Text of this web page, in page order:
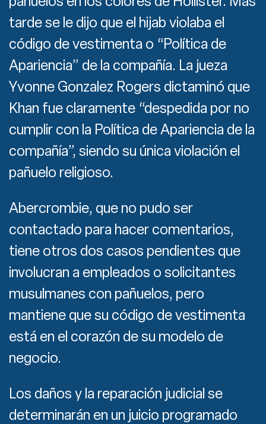
tarde se le dijo que el hijab violaba el
código de vestimenta o “Política de
Apariencia” de la compañía. La jueza
Yvonne Gonzalez Rogers dictaminó que
Khan fue claramente “despedida por no
cumplir con la Política de Apariencia de la
compañía”, siendo su única violación el
pañuelo religioso.
Abercrombie, que no pudo ser
contactado para hacer comentarios,
tiene otros dos casos pendientes que
involucran a empleados o solicitantes
musulmanes con pañuelos, pero
mantiene que su código de vestimenta
está en el corazón de su modelo de
negocio.
Los daños y la reparación judicial se
determinarán en un juicio programado